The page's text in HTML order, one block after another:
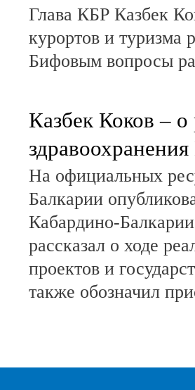
Глава КБР Казбек
курортов и туризма
Бифовым вопросы
Казбек Коков – о
На официальных
Балкарии
Кабардино-
рассказал о ходе
проектов и
также обозначил